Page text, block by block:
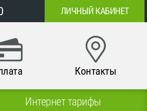
ЛИЧНЫЙ КАБИНЕТ
Контакты
Интернет тарифы